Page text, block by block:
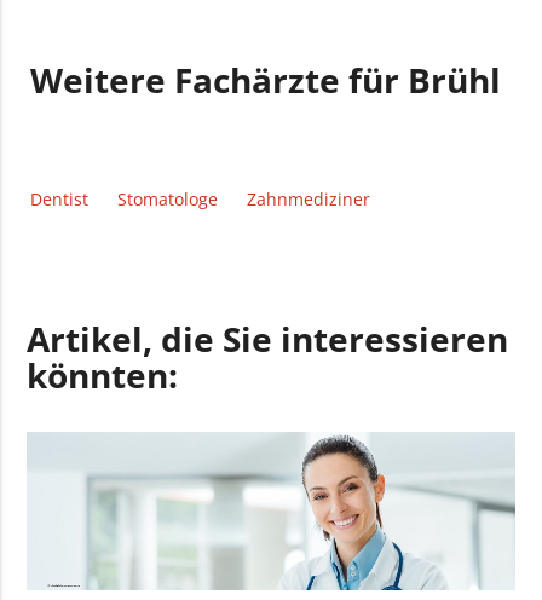
Weitere Fachärzte für Brühl
Dentist Stomatologe Zahnmediziner
Artikel, die Sie interessieren
könnten: